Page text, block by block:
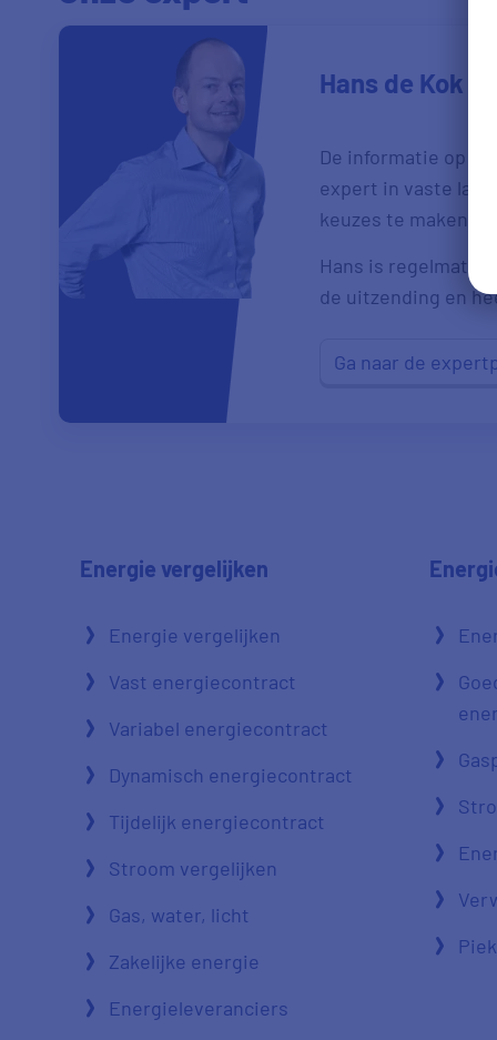
Hans de Kok
De informatie op
expert in vaste
keuzes te maken.
Hans is regelmatig
de uitzending en
Ga naar de
Energie vergelijken
Energie vergelijken
Vast energiecontract
Variabel energiecontract
Dynamisch energiecontract
Tijdelijk energiecontract
Stroom vergelijken
Gas, water, licht
Zakelijke energie
Energieleveranciers